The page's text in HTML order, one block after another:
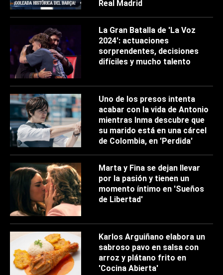
Real Madrid
La Gran Batalla de 'La Voz
2024': actuaciones
sorprendentes, decisiones
difíciles y mucho talento
Uno de los presos intenta
acabar con la vida de Antonio
mientras Inma descubre que
su marido está en una cárcel
de Colombia, en 'Perdida'
Marta y Fina se dejan llevar
por la pasión y tienen un
momento íntimo en 'Sueños
de Libertad'
Karlos Arguiñano elabora un
sabroso pavo en salsa con
arroz y plátano frito en
'Cocina Abierta'